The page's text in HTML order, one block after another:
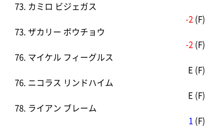
73. カミロ ビジェガス
-2 (F)
73. ザカリー ボウチョウ
-2 (F)
76. マイケル フィーグルス
E (F)
76. ニコラス リンドハイム
E (F)
78. ライアン ブレーム
1 (F)